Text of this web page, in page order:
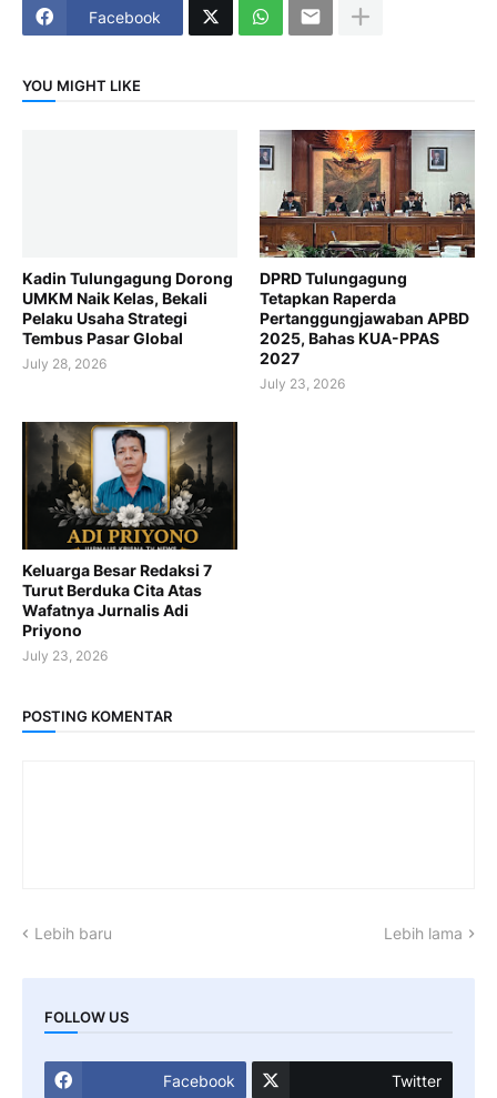
Facebook
YOU MIGHT LIKE
Kadin Tulungagung Dorong
UMKM Naik Kelas, Bekali
Pelaku Usaha Strategi
Tembus Pasar Global
July 28, 2026
DPRD Tulungagung
Tetapkan Raperda
Pertanggungjawaban APBD
2025, Bahas KUA-PPAS
2027
July 23, 2026
Keluarga Besar Redaksi 7
Turut Berduka Cita Atas
Wafatnya Jurnalis Adi
Priyono
July 23, 2026
POSTING KOMENTAR
Lebih baru Lebih lama
FOLLOW US
Facebook Twitter